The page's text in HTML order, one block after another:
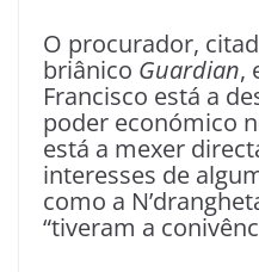
O procurador,
briânico Guardian,
Francisco está a
poder económico
está a mexer
interesses de
como a
“tiveram a